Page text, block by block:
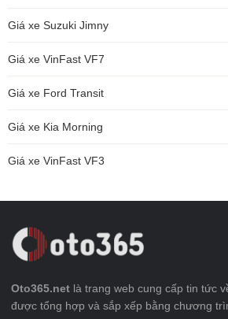
Giá xe Suzuki Jimny
Giá xe VinFast VF7
Giá xe Ford Transit
Giá xe Kia Morning
Giá xe VinFast VF3
Oto365.net là trang web cung cấp tin tức
được tổng hợp và sắp xếp bằng chương